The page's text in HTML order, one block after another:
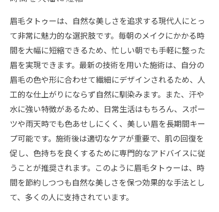
眉毛タトゥーは、自然な美しさを追求する現代人にとっ
て非常に魅力的な選択肢です。毎朝のメイクにかかる時
間を大幅に短縮できるため、忙しい朝でも手軽に整った
眉を実現できます。最新の技術を用いた施術は、自分の
眉毛の色や形に合わせて繊細にデザインされるため、人
工的な仕上がりにならず自然に馴染みます。また、汗や
水に強い特徴があるため、日常生活はもちろん、スポー
ツや雨天時でも色あせしにくく、美しい眉を長期間キー
プ可能です。施術後は適切なケアが重要で、肌の回復を
促し、色持ちを良くするために専門的なアドバイスに従
うことが推奨されます。このように眉毛タトゥーは、時
間を節約しつつも自然な美しさを保つ効果的な手法とし
て、多くの人に支持されています。